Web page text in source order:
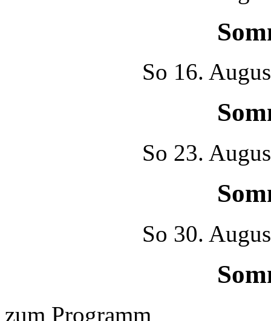
So 16.
So 23.
So 30.
zum Programm